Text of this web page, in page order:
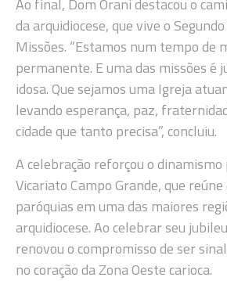
Ao final, Dom Orani destacou o
da arquidiocese, que vive o
Missões. “Estamos num tempo de
permanente. E uma das missões é
idosa. Que sejamos uma Igreja
levando esperança, paz,
cidade que tanto precisa”, concluiu.
A celebração reforçou o
Vicariato Campo Grande, que
paróquias em uma das maiores
arquidiocese. Ao celebrar seu
renovou o compromisso de ser
no coração da Zona Oeste carioca.